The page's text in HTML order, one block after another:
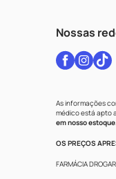
Nossas
As informações
médico está apto
em nosso
OS PREÇOS
FARMÁCIA